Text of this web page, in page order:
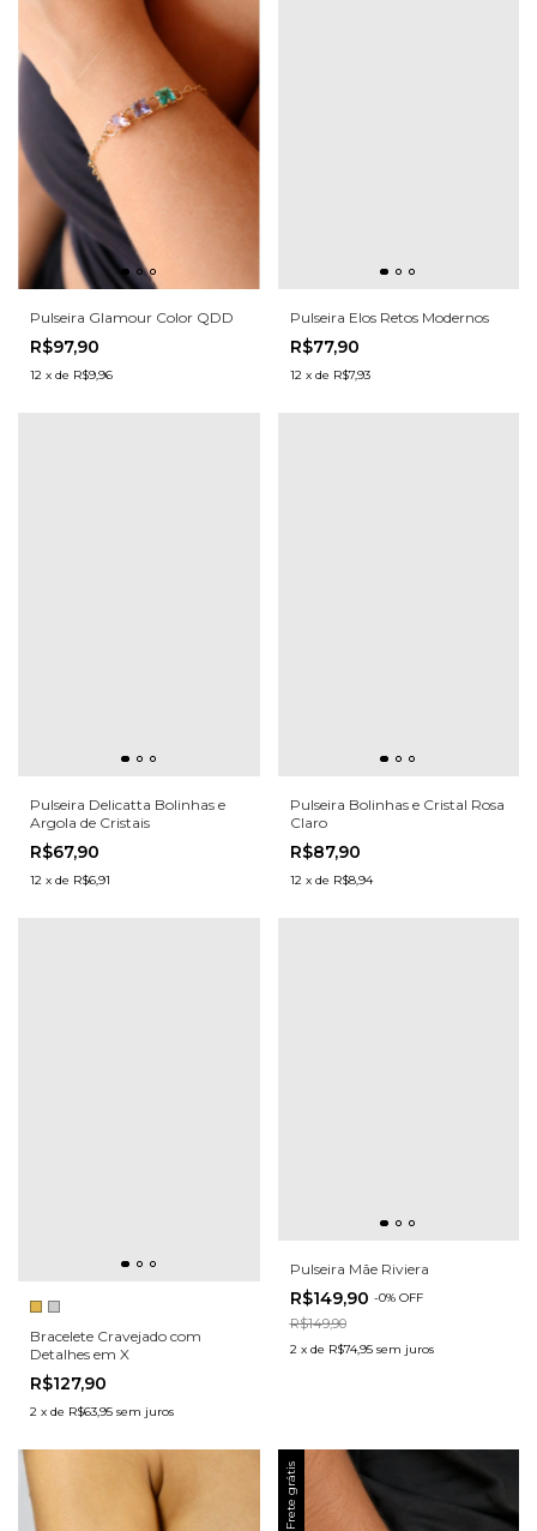
Pulseira Glamour Color QDD
R$97,90
12 x de R$9,96
Pulseira Elos Retos Modernos
R$77,90
12 x de R$7,93
Pulseira Delicatta Bolinhas e
Argola de Cristais
R$67,90
12 x de R$6,91
Pulseira Bolinhas e Cristal Rosa
Claro
R$87,90
12 x de R$8,94
Bracelete Cravejado com
Detalhes em X
R$127,90
2 x de R$63,95 sem juros
Pulseira Mãe Riviera
R$149,90 -0% OFF
R$149,90
2 x de R$74,95 sem juros
Frete grátis